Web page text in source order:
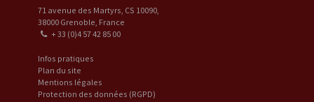
71 avenue des Martyrs, CS 10090,
38000 Grenoble, France
+ 33 (0)4 57 42 85 00
Infos pratiques
Plan du site
Mentions légales
Protection des données (RGPD)